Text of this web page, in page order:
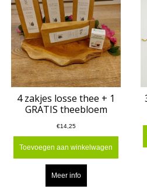
4 zakjes losse thee + 1
GRATIS theebloem
€14,25
Toevoegen aan winkelwagen
Meer info